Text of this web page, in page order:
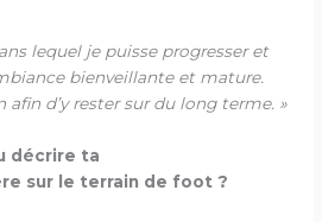
lequel je puisse progresser et
bienveillante et mature.
afin d’y rester sur du long terme. »
décrire ta
sur le terrain de foot ?